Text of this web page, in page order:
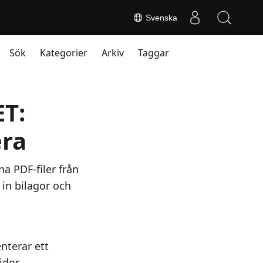
Svenska
Sök Kategorier Arkiv Taggar
PDF-filer från
bilagor och
ett